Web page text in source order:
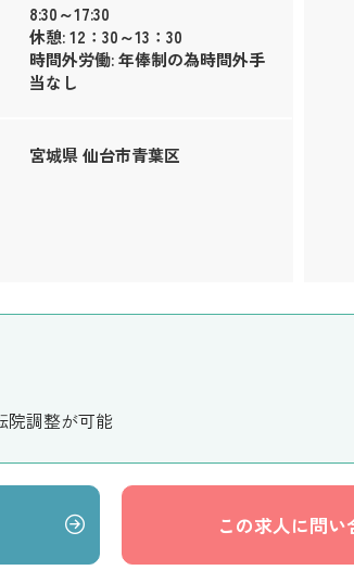
8:30～17:30
休憩: 12：30～13：30
時間外労働: 年俸制の為時間外手
当なし
宮城県 仙台市青葉区
院調整が可能
この求人に問い